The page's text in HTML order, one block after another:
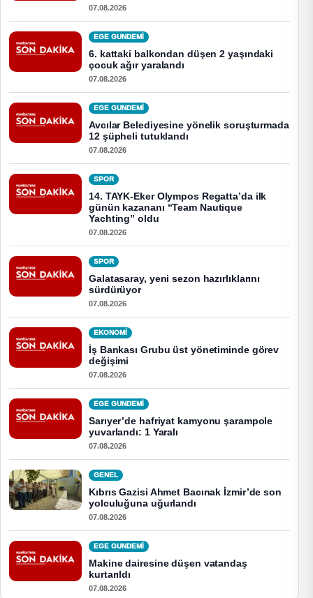
07.08.2026
EGE GUNDEMİ
6. kattaki balkondan düşen 2 yaşındaki
çocuk ağır yaralandı
07.08.2026
EGE GUNDEMİ
Avcılar Belediyesine yönelik soruşturmada
12 şüpheli tutuklandı
07.08.2026
SPOR
14. TAYK-Eker Olympos Regatta’da ilk
günün kazananı “Team Nautique
Yachting” oldu
07.08.2026
SPOR
Galatasaray, yeni sezon hazırlıklarını
sürdürüyor
07.08.2026
EKONOMI
İş Bankası Grubu üst yönetiminde görev
değişimi
07.08.2026
EGE GUNDEMİ
Sarıyer’de hafriyat kamyonu şarampole
yuvarlandı: 1 Yaralı
07.08.2026
GENEL
Kıbrıs Gazisi Ahmet Bacınak İzmir’de son
yolculuğuna uğurlandı
07.08.2026
EGE GUNDEMİ
Makine dairesine düşen vatandaş
kurtarıldı
07.08.2026